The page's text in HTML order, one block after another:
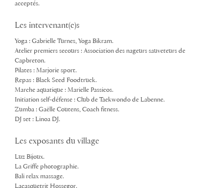
acceptés.
Les intervenant(e)s
Yoga : Gabrielle Turnes, Yoga Bikram.
Atelier premiers secours : Association des nageurs sauveteurs de
Capbreton.
Pilates : Marjorie sport.
Repas : Black Seed Foodtruck.
Marche aquatique : Marielle Passicos.
Initiation self-défense : Club de Taekwondo de Labenne.
Zumba : Gaëlle Coutens, Coach fitness.
DJ set : Linoa DJ.
Les exposants du village
Luz Bijoux.
La Griffe photographie.
Bali relax massage.
Lacasquetrit Hossegor.